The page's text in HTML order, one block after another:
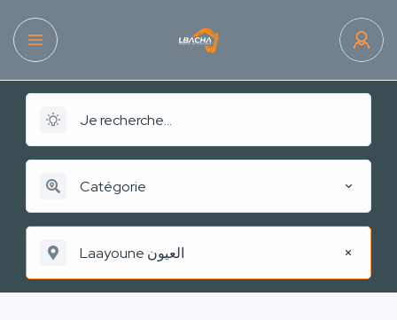
Catégorie
Laayoune العيون